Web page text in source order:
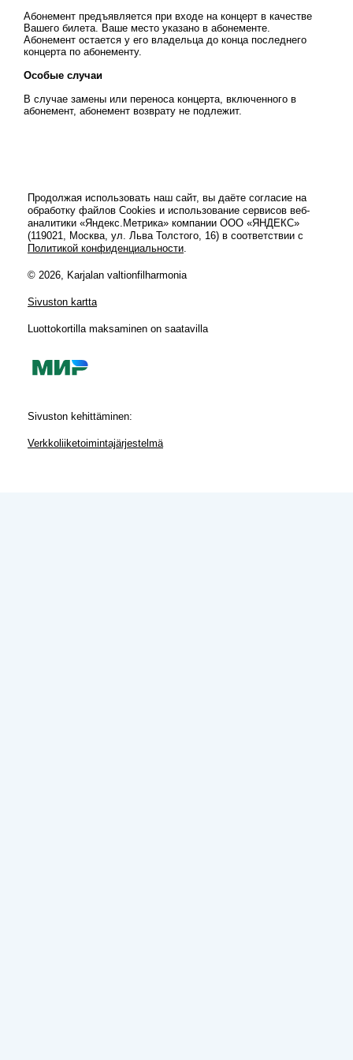
Абонемент предъявляется при входе на концерт в качестве
Вашего билета. Ваше место указано в абонементе.
Абонемент остается у его владельца до конца последнего
концерта по абонементу.
Особые случаи
В случае замены или переноса концерта, включенного в
абонемент, абонемент возврату не подлежит.
Продолжая использовать наш сайт, вы даёте согласие на
обработку файлов Cookies и использование сервисов веб-
аналитики «Яндекс.Метрика» компании ООО «ЯНДЕКС»
(119021, Москва, ул. Льва Толстого, 16) в соответствии с
Политикой конфиденциальности.
© 2026, Karjalan valtionfilharmonia
Sivuston kartta
Luottokortilla maksaminen on saatavilla
Sivuston kehittäminen:
Verkkoliiketoimintajärjestelmä